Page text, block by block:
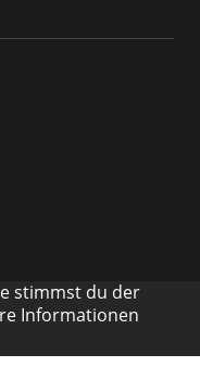
stimmst du der
Informationen